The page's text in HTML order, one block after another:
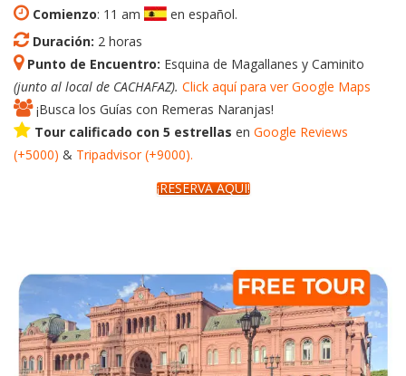
Comienzo: 11 am
en español.
Duración: 2 horas
Punto de Encuentro: Esquina de Magallanes y Caminito
(junto al local de CACHAFAZ). Click aquí para ver Google Maps
¡Busca los Guías con Remeras Naranjas!
Tour calificado con 5 estrellas en Google Reviews
(+5000) & Tripadvisor(+9000).
¡RESERVÁ AQUÍ!